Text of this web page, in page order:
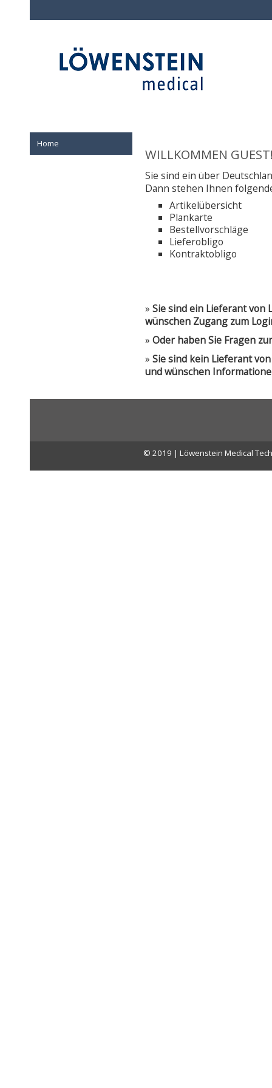
Home
WILLKOMMEN
Sie sind ein über
Dann stehen Ihnen
Artikelübersicht
Plankarte
Bestellvorschläge
Lieferobligo
Kontraktobligo
» Sie sind ein Lieferant von
wünschen Zugang zum
» Oder haben Sie Fragen
» Sie sind kein Lieferant
und wünschen
© 2019 | Löwenstein Medical